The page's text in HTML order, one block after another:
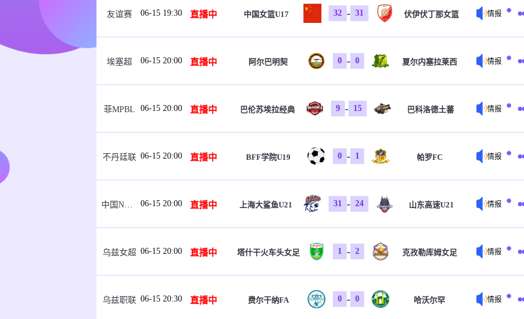
友谊赛 06-15 19:30 直播中 中国女篮U17 32 - 31 伏伊伏丁那女篮 情报
埃塞超 06-15 20:00 直播中 阿尔巴明契 0 - 0 夏尔内塞拉莱西 情报
菲MPBL 06-15 20:00 直播中 巴伦苏埃拉经典 9 - 15 巴科洛德土蕃 情报
不丹廷联 06-15 20:00 直播中 BFF学院U19 0 - 1 帕罗FC 情报
中国NBL U21 06-15 20:00 直播中 上海大鲨鱼U21 31 - 24 山东高速U21 情报
乌兹女超 06-15 20:00 直播中 塔什干火车头女足 1 - 2 克孜勒库姆女足 情报
乌兹职联 06-15 20:30 直播中 费尔干纳FA 0 - 0 哈沃尔罕 情报